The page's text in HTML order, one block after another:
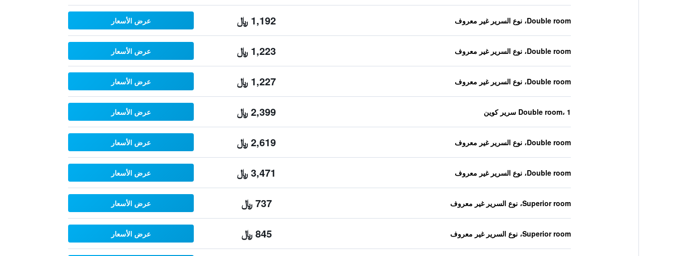
Double room، نوع السرير غير معروف 1,192 ﷼ عرض الأسعار
Double room، نوع السرير غير معروف 1,223 ﷼ عرض الأسعار
Double room، نوع السرير غير معروف 1,227 ﷼ عرض الأسعار
Double room، 1 سرير كوين 2,399 ﷼ عرض الأسعار
Double room، نوع السرير غير معروف 2,619 ﷼ عرض الأسعار
Double room، نوع السرير غير معروف 3,471 ﷼ عرض الأسعار
Superior room، نوع السرير غير معروف 737 ﷼ عرض الأسعار
Superior room، نوع السرير غير معروف 845 ﷼ عرض الأسعار